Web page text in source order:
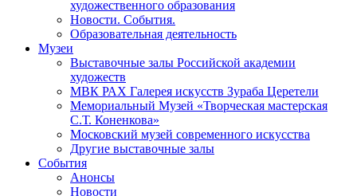
художественного образования
Новости. События.
Образовательная деятельность
Музеи
Выставочные залы Российской академии
художеств
МВК РАХ Галерея искусств Зураба Церетели
Мемориальный Музей «Творческая мастерская
С.Т. Коненкова»
Московский музей современного искусства
Другие выставочные залы
События
Анонсы
Новости